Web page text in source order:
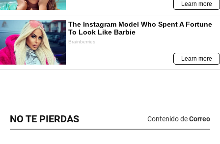
NO TE PIERDAS Contenido deCorreo